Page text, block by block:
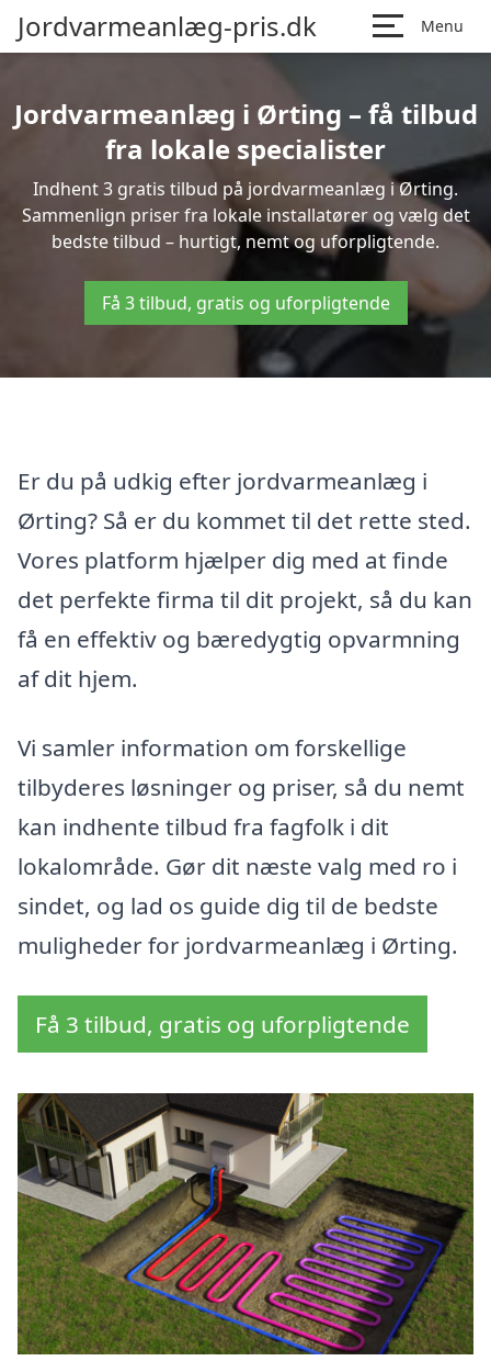
Jordvarmeanlæg-pris.dk Menu
Jordvarmeanlæg i Ørting – få tilbud
fra lokale specialister
Indhent 3 gratis tilbud på jordvarmeanlæg i Ørting.
Sammenlign priser fra lokale installatører og vælg det
bedste tilbud – hurtigt, nemt og uforpligtende.
Få 3 tilbud, gratis og uforpligtende
Er du på udkig efter jordvarmeanlæg i
Ørting? Så er du kommet til det rette sted.
Vores platform hjælper dig med at finde
det perfekte firma til dit projekt, så du kan
få en effektiv og bæredygtig opvarmning
af dit hjem.
Vi samler information om forskellige
tilbyderes løsninger og priser, så du nemt
kan indhente tilbud fra fagfolk i dit
lokalområde. Gør dit næste valg med ro i
sindet, og lad os guide dig til de bedste
muligheder for jordvarmeanlæg i Ørting.
Få 3 tilbud, gratis og uforpligtende